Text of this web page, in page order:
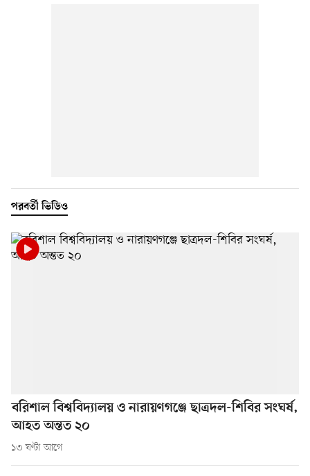
পরবর্তী ভিডিও
বরিশাল বিশ্ববিদ্যালয় ও নারায়ণগঞ্জে ছাত্রদল-শিবির সংঘর্ষ,
আহত অন্তত ২০
১৩ ঘণ্টা আগে